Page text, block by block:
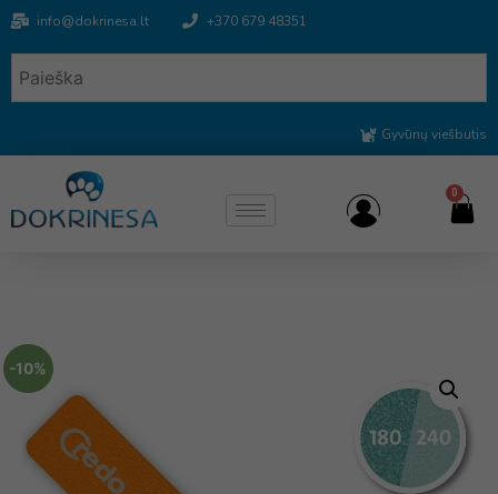
info@dokrinesa.lt +370 679 48351
Gyvūnų viešbutis
0
-10%